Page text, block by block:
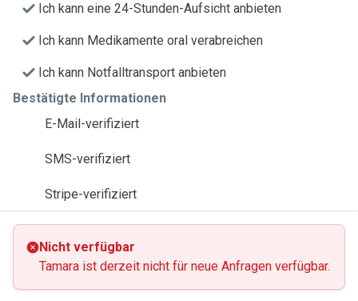
Ich kann eine 24-Stunden-Aufsicht anbieten
Ich kann Medikamente oral verabreichen
Ich kann Notfalltransport anbieten
Bestätigte Informationen
E-Mail-verifiziert
SMS-verifiziert
Stripe-verifiziert
Nicht verfügbar
Tamara ist derzeit nicht für neue Anfragen verfügbar.